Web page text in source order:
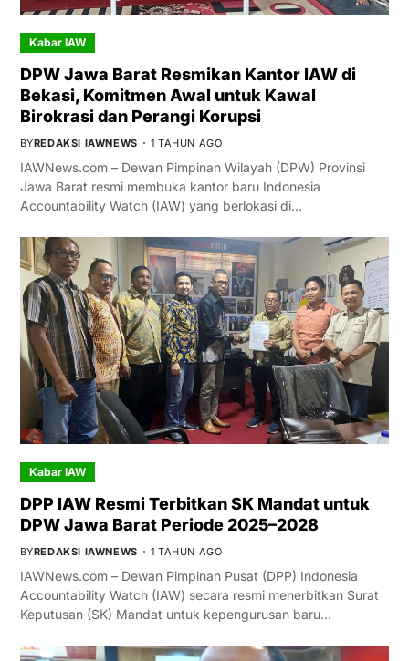
Kabar IAW
DPW Jawa Barat Resmikan Kantor IAW di
Bekasi, Komitmen Awal untuk Kawal
Birokrasi dan Perangi Korupsi
BYREDAKSI IAWNEWS 1 TAHUN AGO
IAWNews.com – Dewan Pimpinan Wilayah (DPW) Provinsi
Jawa Barat resmi membuka kantor baru Indonesia
Accountability Watch (IAW) yang berlokasi di…
Kabar IAW
DPP IAW Resmi Terbitkan SK Mandat untuk
DPW Jawa Barat Periode 2025–2028
BYREDAKSI IAWNEWS 1 TAHUN AGO
IAWNews.com – Dewan Pimpinan Pusat (DPP) Indonesia
Accountability Watch (IAW) secara resmi menerbitkan Surat
Keputusan (SK) Mandat untuk kepengurusan baru…